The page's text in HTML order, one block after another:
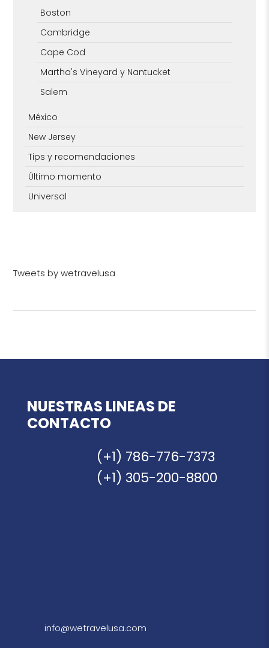
Boston
Cambridge
Cape Cod
Martha's Vineyard y Nantucket
Salem
México
New Jersey
Tips y recomendaciones
Último momento
Universal
Tweets by wetravelusa
NUESTRAS LINEAS DE
CONTACTO
(+1) 786-776-7373
(+1) 305-200-8800
info@wetravelusa.com